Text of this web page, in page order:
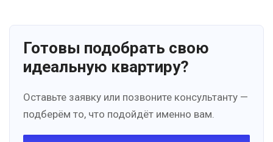
Готовы подобрать свою
идеальную квартиру?
Оставьте заявку или позвоните консультанту —
подберём то, что подойдёт именно вам.